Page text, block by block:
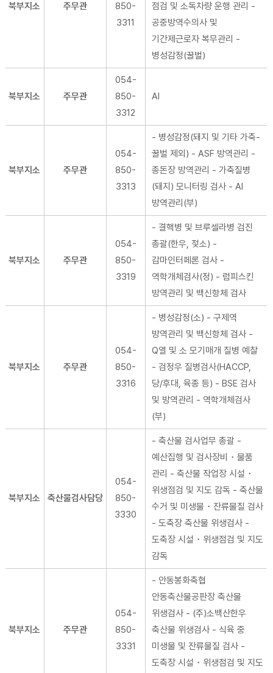
북부지소 주무관
850-
3311
점검 및 소독차량 운행 관리 -
공중방역수의사 및
기간제근로자 복무관리 -
병성감정(꿀벌)
북부지소 주무관
054-
850-
3312
AI
북부지소 주무관
054-
850-
3313
- 병성감정(돼지 및 기타 가축-
꿀벌 제외) - ASF 방역관리 -
종돈장 방역관리 - 가축질병
(돼지) 모니터링 검사 - AI
방역관리(부)
북부지소 주무관
054-
850-
3319
- 결핵병 및 브루셀라병 검진
총괄(한우, 젖소) -
감마인터페론 검사 -
역학개체검사(정) - 럼피스킨
방역관리 및 백신항체 검사
북부지소 주무관
054-
850-
3316
- 병성감정(소) - 구제역
방역관리 및 백신항체 검사 -
Q열 및 소 모기매개 질병 예찰
- 검정우 질병검사(HACCP,
당/후대, 육종 등) - BSE 검사
및 방역관리 - 역학개체검사
(부)
북부지소 축산물검사담당
054-
850-
3330
- 축산물 검사업무 총괄 -
예산집행 및 검사장비・물품
관리 - 축산물 작업장 시설・
위생점검 및 지도 감독 - 축산물
수거 및 미생물・잔류물질 검사
- 도축장 축산물 위생검사 -
도축장 시설・위생점검 및 지도
감독
북부지소 주무관
054-
850-
3331
- 안동봉화축협
안동축산물공판장 축산물
위생검사 - (주)소백산한우
축산물 위생검사 - 식육 중
미생물 및 잔류물질 검사 -
도축장 시설・위생점검 및 지도